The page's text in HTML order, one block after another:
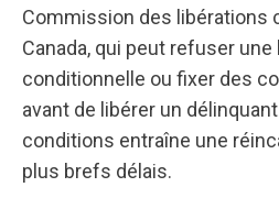
Commission des libérations
Canada, qui peut refuser une
conditionnelle ou fixer des
avant de libérer un
conditions entraîne une
plus brefs délais.